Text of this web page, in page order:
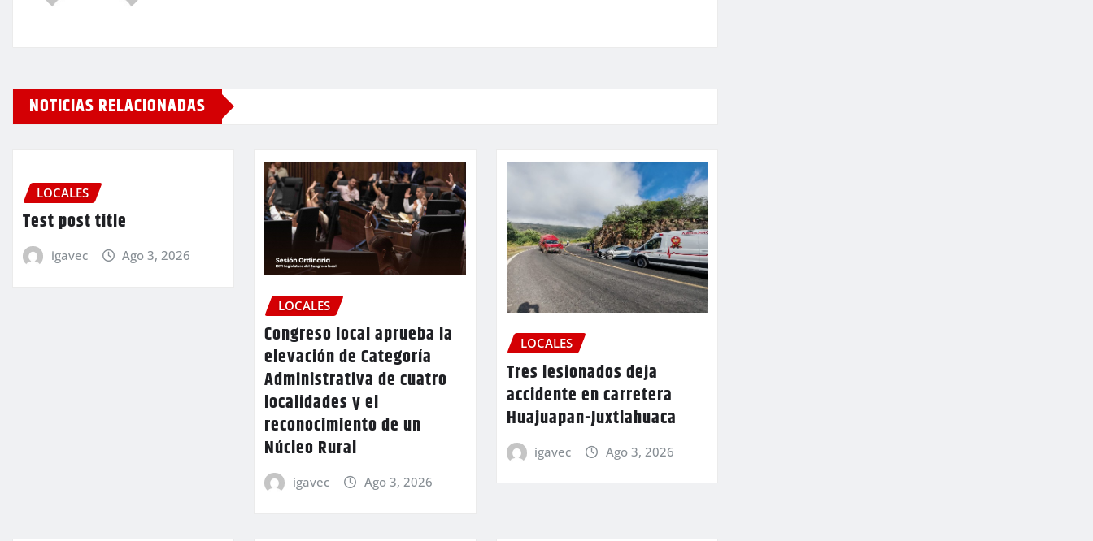
NOTICIAS RELACIONADAS
LOCALES
Test post title
igavec Ago 3, 2026
LOCALES
Congreso local aprueba la
elevación de Categoría
Administrativa de cuatro
localidades y el
reconocimiento de un
Núcleo Rural
igavec Ago 3, 2026
LOCALES
Tres lesionados deja
accidente en carretera
Huajuapan-Juxtlahuaca
igavec Ago 3, 2026